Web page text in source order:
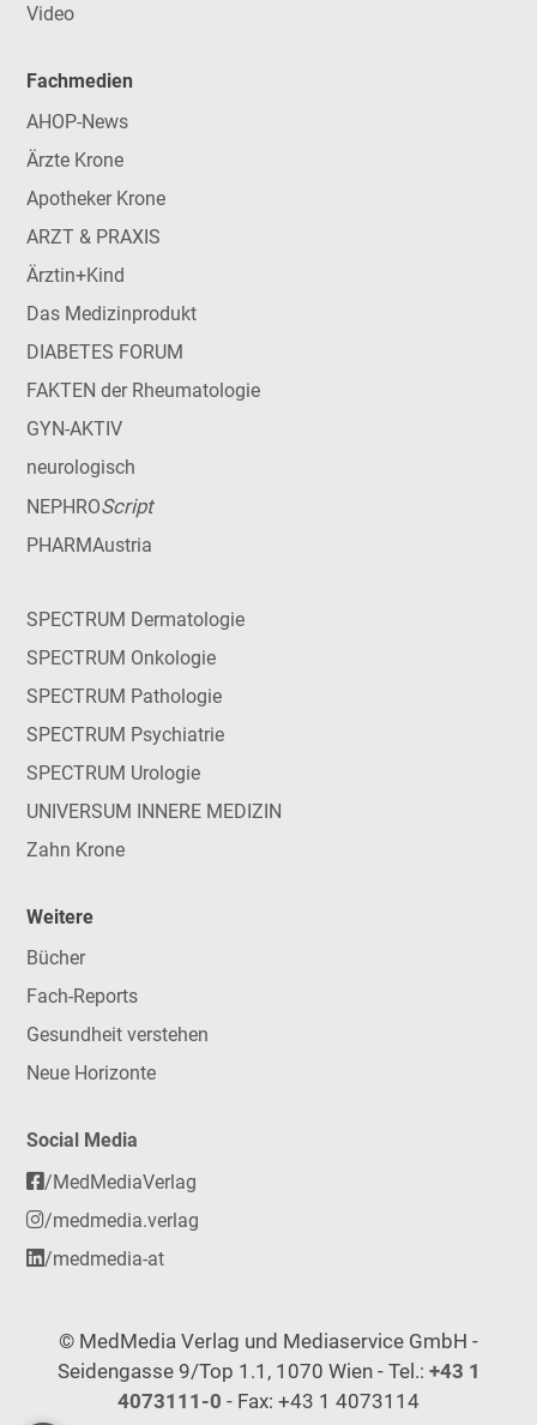
Video
Fachmedien
AHOP-News
Ärzte Krone
Apotheker Krone
ARZT & PRAXIS
Ärztin+Kind
Das Medizinprodukt
DIABETES FORUM
FAKTEN der Rheumatologie
GYN-AKTIV
neurologisch
NEPHROScript
PHARMAustria
SPECTRUM Dermatologie
SPECTRUM Onkologie
SPECTRUM Pathologie
SPECTRUM Psychiatrie
SPECTRUM Urologie
UNIVERSUM INNERE MEDIZIN
Zahn Krone
Weitere
Bücher
Fach-Reports
Gesundheit verstehen
Neue Horizonte
Social Media
/MedMediaVerlag
/medmedia.verlag
/medmedia-at
© MedMedia Verlag und Mediaservice GmbH -
Seidengasse 9/Top 1.1, 1070 Wien - Tel.: +43 1
4073111-0 - Fax: +43 1 4073114